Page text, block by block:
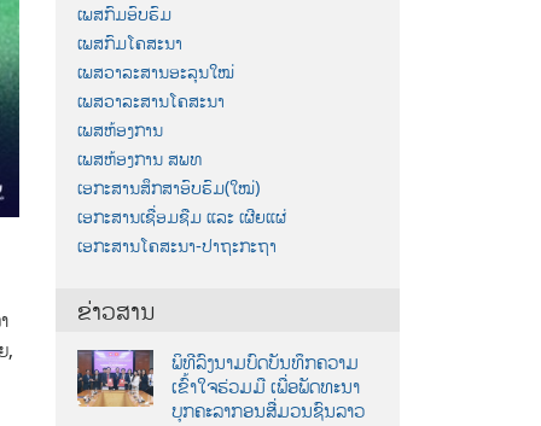
,
ເພສກົມອົບຮົມ
ເພສກົມໂຄສະນາ
ເພສວາລະສານອະລຸນໃໝ່
ເພສວາລະສານໂຄສະນາ
ເພສຫ້ອງການ
ເພສຫ້ອງການ ສພທ
ເອກະສານສຶກສາອົບຮົມ(ໃໝ່)
ເອກະສານເຊື່ອມຊືມ ແລະ ເຜີຍແຜ່
ເອກະສານໂຄສະນາ-ປາຖະກະຖາ
ຂ່າວສານ
ພິທີລົງນາມບົດບັນທຶກຄວາມ
ເຂົ້າໃຈຮ່ວມມື ເພື່ອພັດທະນາ
ບຸກຄະລາກອນສື່ມວນຊົນລາວ